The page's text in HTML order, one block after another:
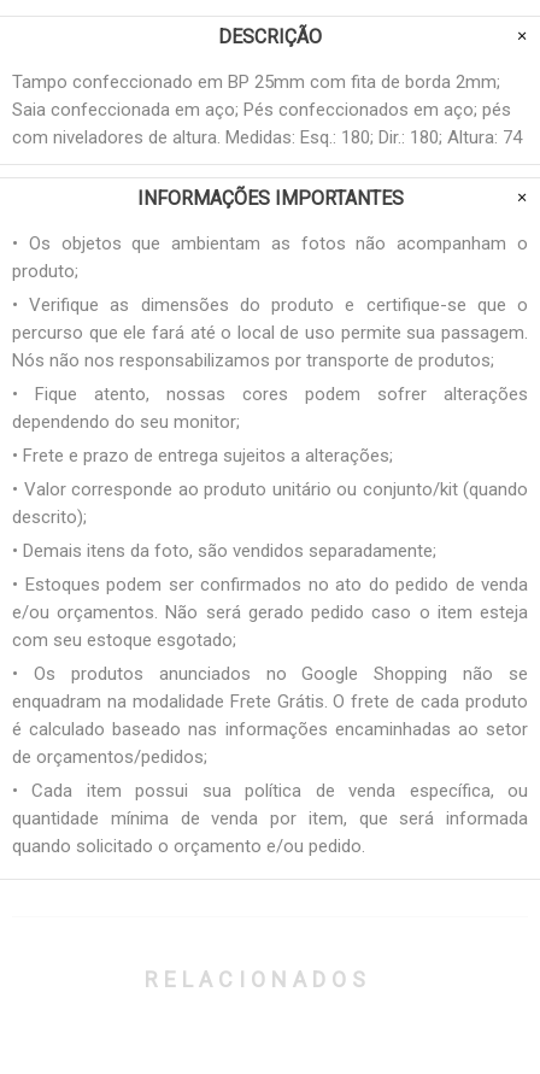
DESCRIÇÃO
Tampo confeccionado em BP 25mm com fita de borda 2mm;
Saia confeccionada em aço; Pés confeccionados em aço; pés
com niveladores de altura. Medidas: Esq.: 180; Dir.: 180; Altura: 74
INFORMAÇÕES IMPORTANTES
• Os objetos que ambientam as fotos não acompanham o
produto;
• Verifique as dimensões do produto e certifique-se que o
percurso que ele fará até o local de uso permite sua passagem.
Nós não nos responsabilizamos por transporte de produtos;
• Fique atento, nossas cores podem sofrer alterações
dependendo do seu monitor;
• Frete e prazo de entrega sujeitos a alterações;
• Valor corresponde ao produto unitário ou conjunto/kit (quando
descrito);
• Demais itens da foto, são vendidos separadamente;
• Estoques podem ser confirmados no ato do pedido de venda
e/ou orçamentos. Não será gerado pedido caso o item esteja
com seu estoque esgotado;
• Os produtos anunciados no Google Shopping não se
enquadram na modalidade Frete Grátis. O frete de cada produto
é calculado baseado nas informações encaminhadas ao setor
de orçamentos/pedidos;
• Cada item possui sua política de venda específica, ou
quantidade mínima de venda por item, que será informada
quando solicitado o orçamento e/ou pedido.
RELACIONADOS